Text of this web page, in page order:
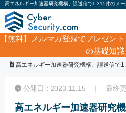
【無料】
メルマガ登録でプレゼン
の基礎知識
サイバーセキュリティ・情
高エネルギー加速器研究機構、誤送信で
公開日：2023.11.15 ｜ 最終更
高エネルギー加速器研究